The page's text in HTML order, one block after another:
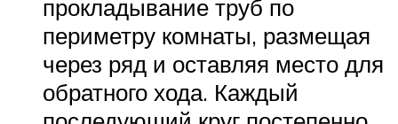
прокладывание труб по
периметру комнаты, размещая
через ряд и оставляя место для
обратного хода. Каждый